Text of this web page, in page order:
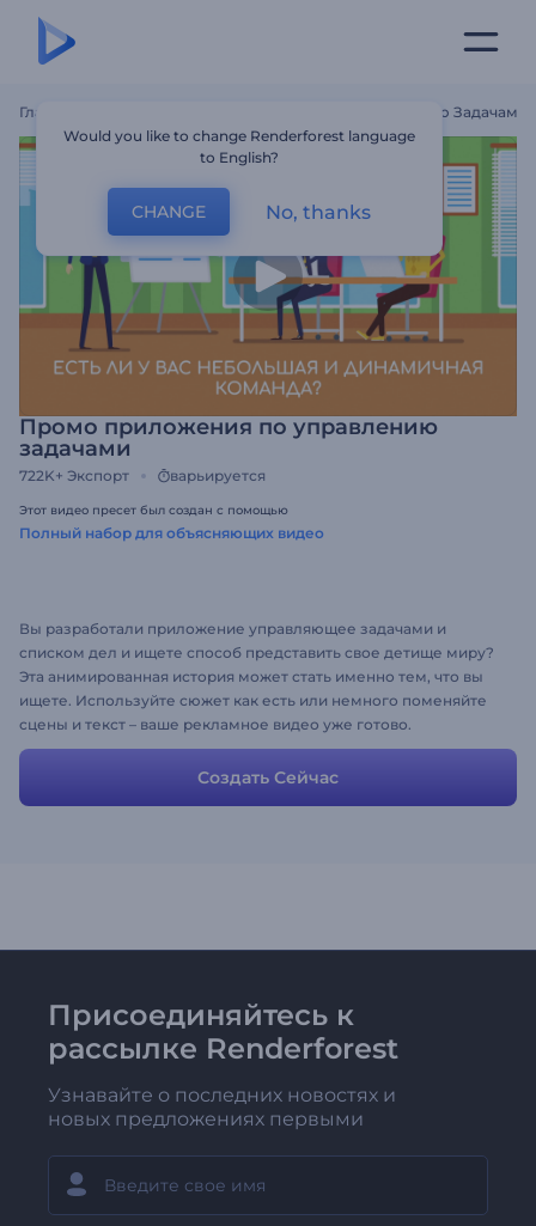
Главная Промо Приложения По Управлению Задачами
Промо приложения по управлению
задачами
722K+ Экспорт варьируется
Этот видео пресет был создан с помощью
Полный набор для объясняющих видео
Вы разработали приложение управляющее задачами и
списком дел и ищете способ представить свое детище миру?
Эта анимированная история может стать именно тем, что вы
ищете. Используйте сюжет как есть или немного поменяйте
сцены и текст – ваше рекламное видео уже готово.
Создать Сейчас
Присоединяйтесь к
рассылке Renderforest
Узнавайте о последних новостях и
новых предложениях первыми
Would you like to change Renderforest language
to English?
CHANGE No, thanks